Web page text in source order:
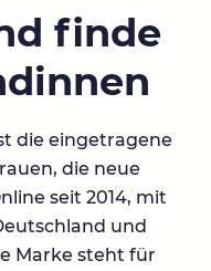
finde
die eingetragene
die neue
seit 2014, mit
und
Marke steht für